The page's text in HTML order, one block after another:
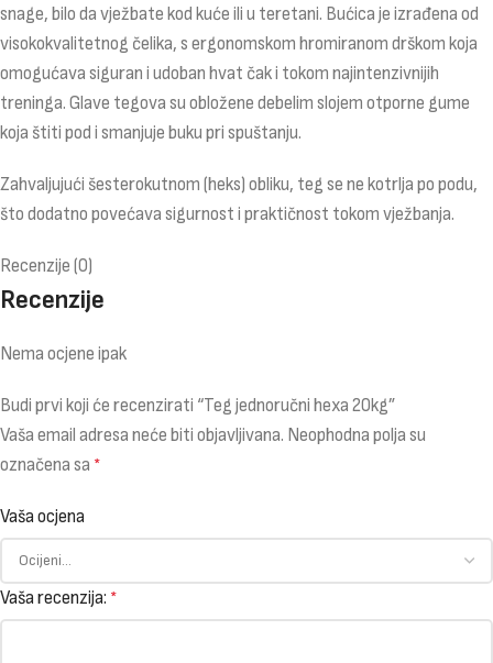
snage, bilo da vježbate kod kuće ili u teretani. Bućica je izrađena od
visokokvalitetnog čelika, s ergonomskom hromiranom drškom koja
omogućava siguran i udoban hvat čak i tokom najintenzivnijih
treninga. Glave tegova su obložene debelim slojem otporne gume
koja štiti pod i smanjuje buku pri spuštanju.
Zahvaljujući šesterokutnom (heks) obliku, teg se ne kotrlja po podu,
što dodatno povećava sigurnost i praktičnost tokom vježbanja.
Recenzije (0)
Recenzije
Nema ocjene ipak
Budi prvi koji će recenzirati “Teg jednoručni hexa 20kg”
Vaša email adresa neće biti objavljivana. Neophodna polja su
označena sa *
Vaša ocjena
Vaša recenzija: *